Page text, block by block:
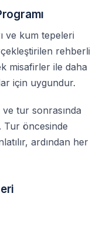
ve kum tepeleri
rehberli
misafirler ile daha
için uygundur.
ve tur sonrasında
Tur öncesinde
ardından her